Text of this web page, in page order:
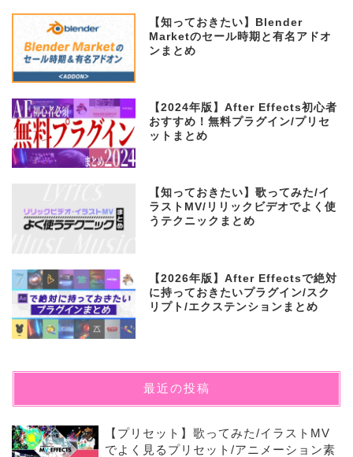
【知っておきたい】Blender
Marketのセール時期と有名アドオ
ンまとめ
【2024年版】After Effects初心者
おすすめ！無料プラグイン/プリセ
ットまとめ
【知っておきたい】歌ってみた/イ
ラストMV/リリックビデオでよく使
うテクニックまとめ
【2026年版】After Effectsで絶対
に持っておきたいプラグイン/スク
リプト/エクステンションまとめ
最近の投稿
【プリセット】歌ってみた/イラストMV
でよく見るプリセット/アニメーション素